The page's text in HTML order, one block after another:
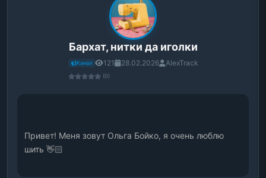
Бархат, нитки да иголки
Канал 121 28.02.2026 AlexTrack
(0)
Привет! Меня зовут Ольга Бойко, я очень люблю
шить 👋🏻